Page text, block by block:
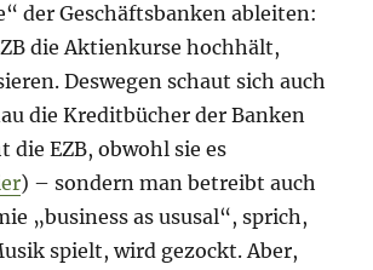
der Geschäftsbanken ableiten:
die Aktienkurse hochhält,
Deswegen schaut sich auch
die Kreditbücher der Banken
die EZB, obwohl sie es
) – sondern man betreibt auch
„business as ususal“, sprich,
spielt, wird gezockt. Aber,